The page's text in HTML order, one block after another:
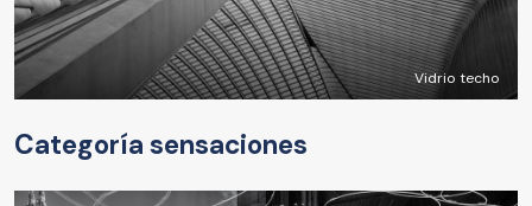
Vidrio techo
Categoría sensaciones